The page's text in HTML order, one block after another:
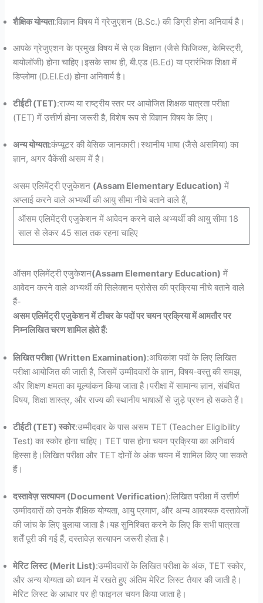
शैक्षिक योग्यता:विज्ञान विषय में ग्रेजुएशन (B.Sc.) की डिग्री होना अनिवार्य है।
आपके ग्रेजुएशन के प्रमुख विषय में से एक विज्ञान (जैसे फिजिक्स, केमिस्ट्री,
बायोलॉजी) होना चाहिए।इसके साथ ही, बी.एड (B.Ed) या प्रारंभिक शिक्षा में
डिप्लोमा (D.El.Ed) होना अनिवार्य है।
टीईटी (TET):राज्य या राष्ट्रीय स्तर पर आयोजित शिक्षक पात्रता परीक्षा
(TET) में उत्तीर्ण होना जरूरी है, विशेष रूप से विज्ञान विषय के लिए।
अन्य योग्यता:कंप्यूटर की बेसिक जानकारी।स्थानीय भाषा (जैसे असमिया) का
ज्ञान, अगर वैकेंसी असम में है।
असम एलिमेंट्री एजुकेशन (Assam Elementary Education) में
अप्लाई करने वाले अभ्यर्थी की आयु सीमा नीचे बताने वाले हैं,
ऑसम एलिमेंट्री एजुकेशन में आवेदन करने वाले अभ्यर्थी की आयु सीमा 18
साल से लेकर 45 साल तक रहना चाहिए
ऑसम एलिमेंट्री एजुकेशन(Assam Elementary Education) में
आवेदन करने वाले अभ्यर्थी की सिलेक्शन प्रोसेस की प्रक्रिया नीचे बताने वाले
हैं-
असम एलिमेंट्री एजुकेशन में टीचर के पदों पर चयन प्रक्रिया में आमतौर पर
निम्नलिखित चरण शामिल होते हैं:
लिखित परीक्षा (Written Examination):अधिकांश पदों के लिए लिखित
परीक्षा आयोजित की जाती है, जिसमें उम्मीदवारों के ज्ञान, विषय-वस्तु की समझ,
और शिक्षण क्षमता का मूल्यांकन किया जाता है।परीक्षा में सामान्य ज्ञान, संबंधित
विषय, शिक्षा शास्त्र, और राज्य की स्थानीय भाषाओं से जुड़े प्रश्न हो सकते हैं।
टीईटी (TET) स्कोर:उम्मीदवार के पास असम TET (Teacher Eligibility
Test) का स्कोर होना चाहिए। TET पास होना चयन प्रक्रिया का अनिवार्य
हिस्सा है।लिखित परीक्षा और TET दोनों के अंक चयन में शामिल किए जा सकते
हैं।
दस्तावेज़ सत्यापन (Document Verification):लिखित परीक्षा में उत्तीर्ण
उम्मीदवारों को उनके शैक्षिक योग्यता, आयु प्रमाण, और अन्य आवश्यक दस्तावेजों
की जांच के लिए बुलाया जाता है।यह सुनिश्चित करने के लिए कि सभी पात्रता
शर्तें पूरी की गई हैं, दस्तावेज़ सत्यापन जरूरी होता है।
मेरिट लिस्ट (Merit List):उम्मीदवारों के लिखित परीक्षा के अंक, TET स्कोर,
और अन्य योग्यता को ध्यान में रखते हुए अंतिम मेरिट लिस्ट तैयार की जाती है।
मेरिट लिस्ट के आधार पर ही फाइनल चयन किया जाता है।